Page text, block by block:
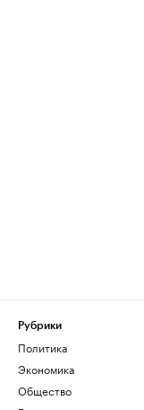
Рубрики
Политика
Экономика
Общество